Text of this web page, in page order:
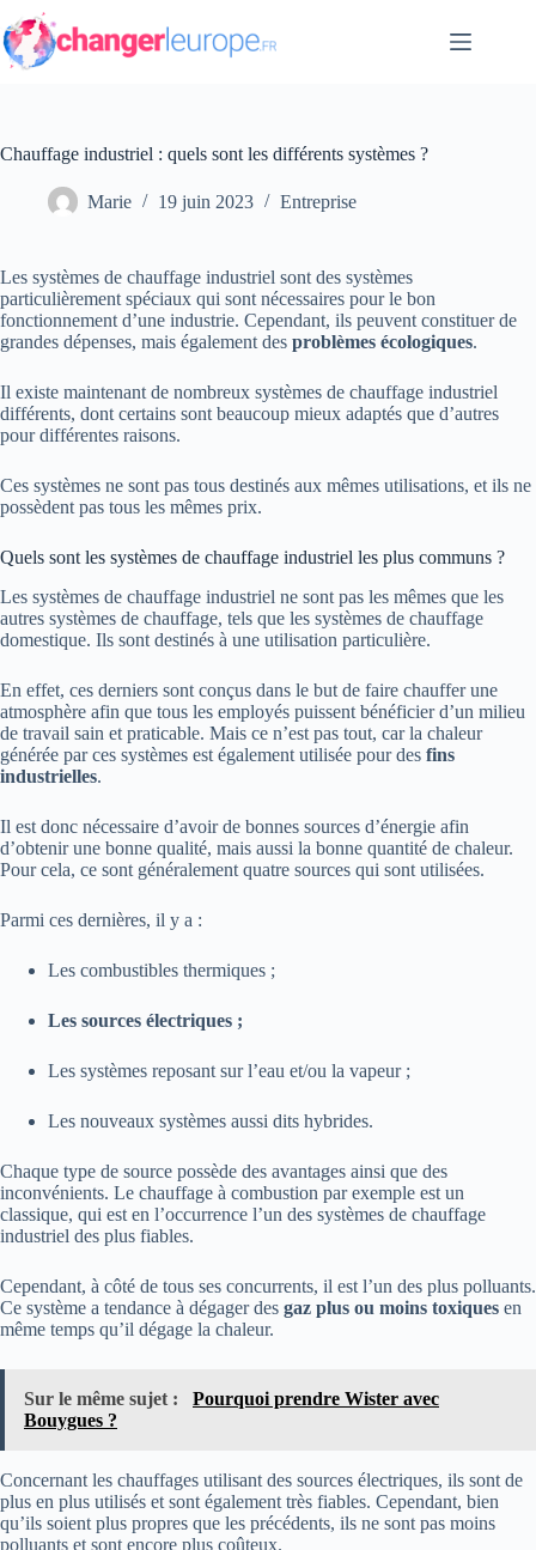
Passer
au
contenu
Chauffage industriel : quels sont les différents systèmes ?
Marie 19 juin 2023 Entreprise
Les systèmes de chauffage industriel sont des systèmes
particulièrement spéciaux qui sont nécessaires pour le bon
fonctionnement d’une industrie. Cependant, ils peuvent constituer de
grandes dépenses, mais également des problèmes écologiques.
Il existe maintenant de nombreux systèmes de chauffage industriel
différents, dont certains sont beaucoup mieux adaptés que d’autres
pour différentes raisons.
Ces systèmes ne sont pas tous destinés aux mêmes utilisations, et ils ne
possèdent pas tous les mêmes prix.
Quels sont les systèmes de chauffage industriel les plus communs ?
Les systèmes de chauffage industriel ne sont pas les mêmes que les
autres systèmes de chauffage, tels que les systèmes de chauffage
domestique. Ils sont destinés à une utilisation particulière.
En effet, ces derniers sont conçus dans le but de faire chauffer une
atmosphère afin que tous les employés puissent bénéficier d’un milieu
de travail sain et praticable. Mais ce n’est pas tout, car la chaleur
générée par ces systèmes est également utilisée pour des fins
industrielles.
Il est donc nécessaire d’avoir de bonnes sources d’énergie afin
d’obtenir une bonne qualité, mais aussi la bonne quantité de chaleur.
Pour cela, ce sont généralement quatre sources qui sont utilisées.
Parmi ces dernières, il y a :
Les combustibles thermiques ;
Les sources électriques ;
Les systèmes reposant sur l’eau et/ou la vapeur ;
Les nouveaux systèmes aussi dits hybrides.
Chaque type de source possède des avantages ainsi que des
inconvénients. Le chauffage à combustion par exemple est un
classique, qui est en l’occurrence l’un des systèmes de chauffage
industriel des plus fiables.
Cependant, à côté de tous ses concurrents, il est l’un des plus polluants.
Ce système a tendance à dégager des gaz plus ou moins toxiques en
même temps qu’il dégage la chaleur.
Sur le même sujet :
Pourquoi prendre Wister avec
Bouygues ?
Concernant les chauffages utilisant des sources électriques, ils sont de
plus en plus utilisés et sont également très fiables. Cependant, bien
qu’ils soient plus propres que les précédents, ils ne sont pas moins
polluants et sont encore plus coûteux.